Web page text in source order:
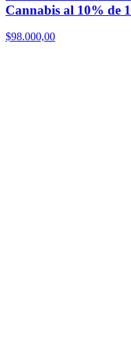
Cannabis al 10% de
$98.000,00